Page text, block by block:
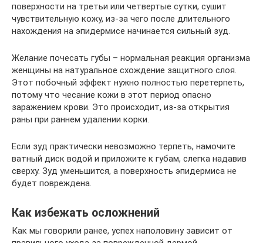
поверхности на третьи или четвертые сутки, сушит
чувствительную кожу, из-за чего после длительного
нахождения на эпидермисе начинается сильный зуд.
Желание почесать губы – нормальная реакция организма
женщины на натуральное схождение защитного слоя.
Этот побочный эффект нужно полностью перетерпеть,
потому что чесание кожи в этот период опасно
заражением крови. Это происходит, из-за открытия
раны при раннем удалении корки.
Если зуд практически невозможно терпеть, намочите
ватный диск водой и приложите к губам, слегка надавив
сверху. Зуд уменьшится, а поверхность эпидермиса не
будет повреждена.
Как избежать осложнений
Как мы говорили ранее, успех наполовину зависит от